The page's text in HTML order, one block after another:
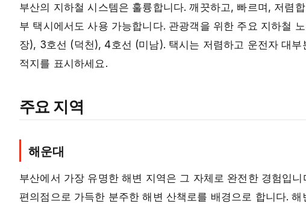
부산의 지하철 시스템은 훌륭합니다. 깨끗하고, 빠르며, 저렴
부 택시에서도 사용 가능합니다. 관광객을 위한 주요 지하철
장), 3호선 (덕천), 4호선 (미남). 택시는 저렴하고 운전자 대
적지를 표시하세요.
주요 지역
해운대
부산에서 가장 유명한 해변 지역은 그 자체로 완전한 경험입
편의점으로 가득한 분주한 해변 산책로를 배경으로 합니다.